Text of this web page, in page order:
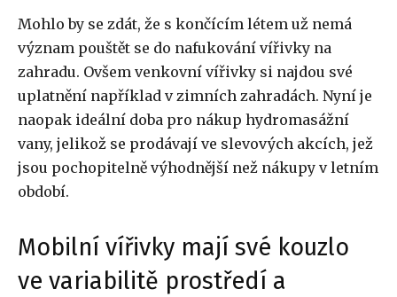
Mohlo by se zdát, že s končícím létem už nemá
význam pouštět se do nafukování vířivky na
zahradu. Ovšem venkovní vířivky si najdou své
uplatnění například v zimních zahradách. Nyní je
naopak ideální doba pro nákup hydromasážní
vany, jelikož se prodávají ve slevových akcích, jež
jsou pochopitelně výhodnější než nákupy v letním
období.
Mobilní vířivky mají své kouzlo
ve variabilitě prostředí a